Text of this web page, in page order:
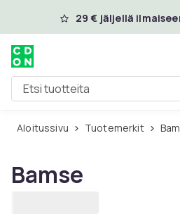
Ohita ja siirry
29 € jäljellä
Etsi tuotteita
Aloitussivu Tuotemerkit
Bamse